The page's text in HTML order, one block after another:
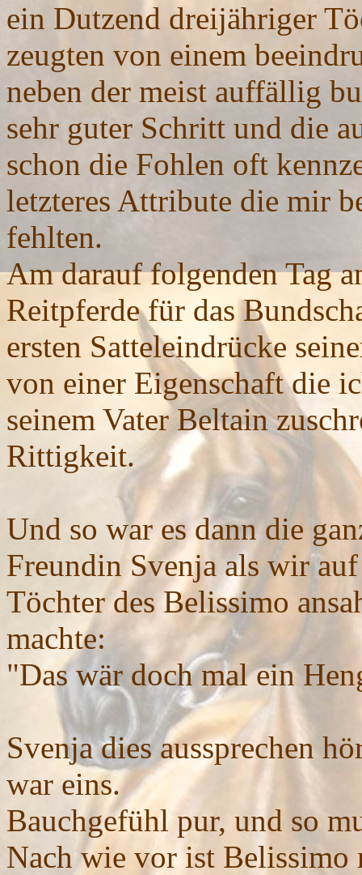
ein Dutzend dreijähriger
zeugten von einem
neben der meist auffällig
sehr guter Schritt und die
schon die Fohlen oft
letzteres Attribute die mir
fehlten.
Am darauf folgenden Tag
Reitpferde für das
ersten Satteleindrücke
von einer Eigenschaft die
seinem Vater Beltain
Rittigkeit.
Und so war es dann die
Freundin Svenja als wir
Töchter des Belissimo
machte:
"Das wär doch mal ein
Svenja dies aussprechen
war eins.
Bauchgefühl pur, und so
Nach wie vor ist Belissimo